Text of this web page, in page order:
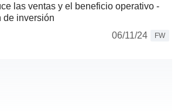
las ventas y el beneficio operativo -
de inversión
06/11/24
FW